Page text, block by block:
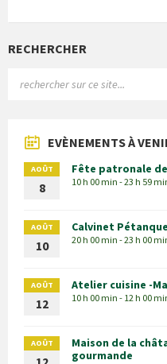
RECHERCHER
EVÈNEMENTS À
AOÛT
8
Fête patronale
10 h 00 min - 23 h 59
AOÛT
10
Calvinet
20 h 00 min - 23 h 00
AOÛT
12
Atelier cuisine -
10 h 00 min - 12 h 00
AOÛT
Maison de la
gourmande